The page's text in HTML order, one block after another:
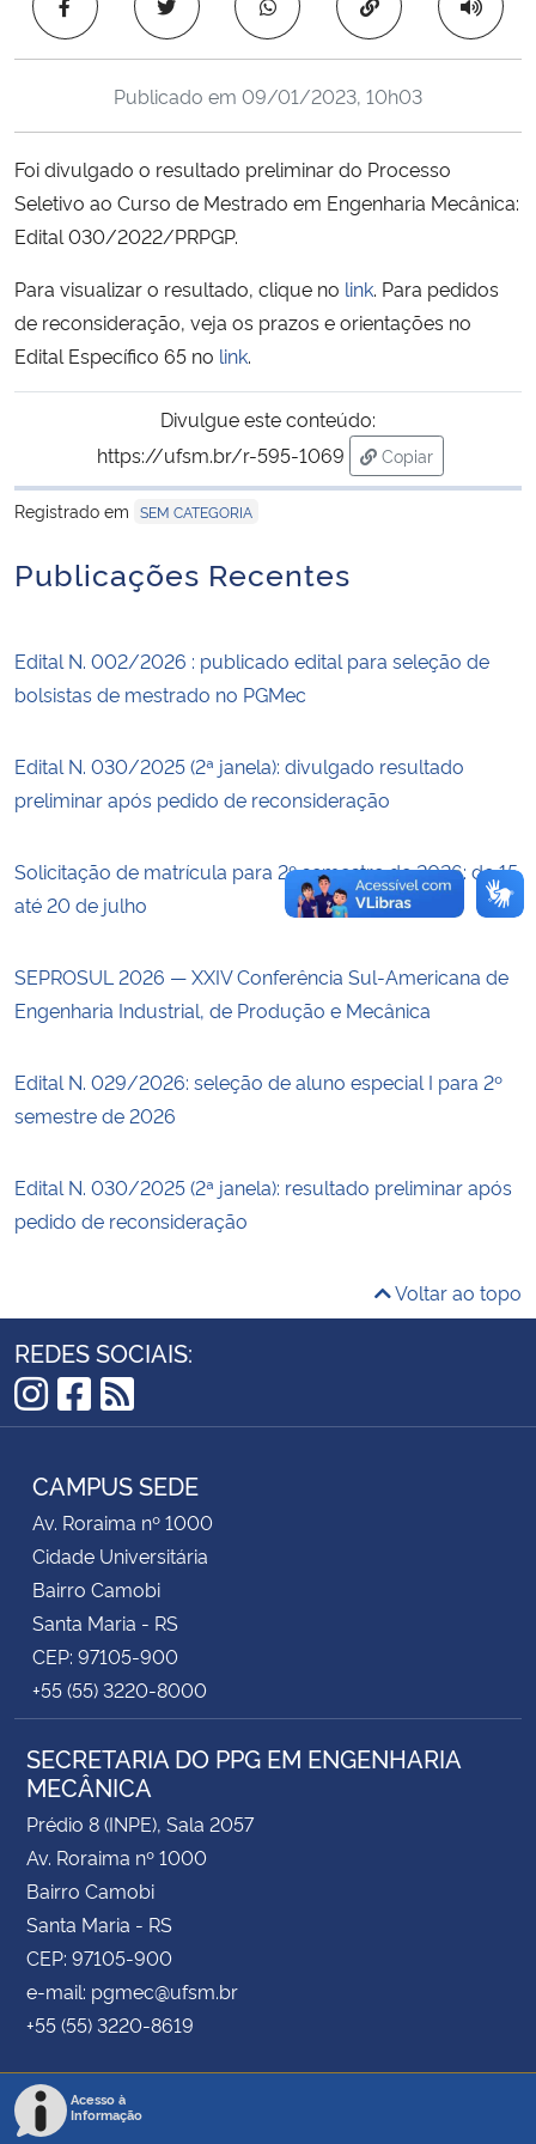
Ministério da Cidadania
Ministério da Ciência, Tecnologia, Inovações e Comunicações
Ministério do Turismo
Controladoria-Geral da União
Ministério da Mulher, da Família e dos Direitos Humanos
Secretaria-Geral
Secretaria de Governo
Advocacia-Geral da União
Planalto
Publicado em 09/01/2023, 10h03
Foi divulgado o resultado preliminar do Processo
Seletivo ao Curso de Mestrado em Engenharia Mecânica:
Edital 030/2022/PRPGP.
Para visualizar o resultado, clique no link. Para pedidos
de reconsideração, veja os prazos e orientações no
Edital Específico 65 no link.
Divulgue este conteúdo:
https://ufsm.br/r-595-1069
Copiar
para área de
Registrado em SEM CATEGORIA
Publicações Recentes
Edital N. 002/2026 : publicado edital para seleção de
bolsistas de mestrado no PGMec
Edital N. 030/2025 (2ª janela): divulgado resultado
preliminar após pedido de reconsideração
Solicitação de matrícula para 2º semestre de 2026: de 15
até 20 de julho
SEPROSUL 2026 — XXIV Conferência Sul-Americana de
Engenharia Industrial, de Produção e Mecânica
Edital N. 029/2026: seleção de aluno especial I para 2º
semestre de 2026
Edital N. 030/2025 (2ª janela): resultado preliminar após
pedido de reconsideração
Voltar ao topo
REDES SOCIAIS:
Instagram
Facebook
RSS
CAMPUS SEDE
Av. Roraima nº 1000
Cidade Universitária
Bairro Camobi
Santa Maria - RS
CEP: 97105-900
+55 (55) 3220-8000
SECRETARIA DO PPG EM ENGENHARIA
MECÂNICA
Prédio 8 (INPE), Sala 2057
Av. Roraima nº 1000
Bairro Camobi
Santa Maria - RS
CEP: 97105-900
e-mail: pgmec@ufsm.br
+55 (55) 3220-8619
Acesso à
Informação